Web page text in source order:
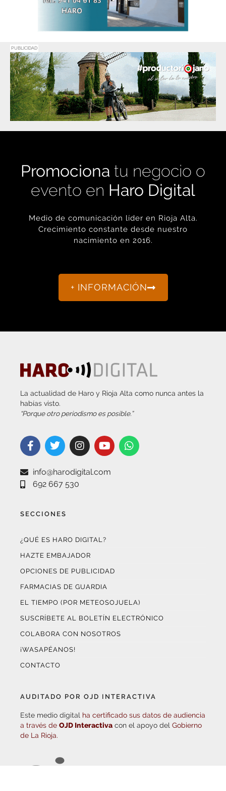
PUBLICIDAD
Promociona tu negocio o
evento en Haro Digital
Medio de comunicación líder en Rioja Alta.
Crecimiento constante desde nuestro
nacimiento en 2016.
+ INFORMACIÓN
La actualidad de Haro y Rioja Alta como nunca antes la
habías visto.
“Porque otro periodismo es posible.”
info@harodigital.com
692 667 530
SECCIONES
¿QUÉ ES HARO DIGITAL?
HAZTE EMBAJADOR
OPCIONES DE PUBLICIDAD
FARMACIAS DE GUARDIA
EL TIEMPO (POR METEOSOJUELA)
SUSCRÍBETE AL BOLETÍN ELECTRÓNICO
COLABORA CON NOSOTROS
¡WASAPÉANOS!
CONTACTO
AUDITADO POR OJD INTERACTIVA
Este medio digital ha certificado sus datos de audiencia
a través de OJD Interactiva con el apoyo del Gobierno
de La Rioja.